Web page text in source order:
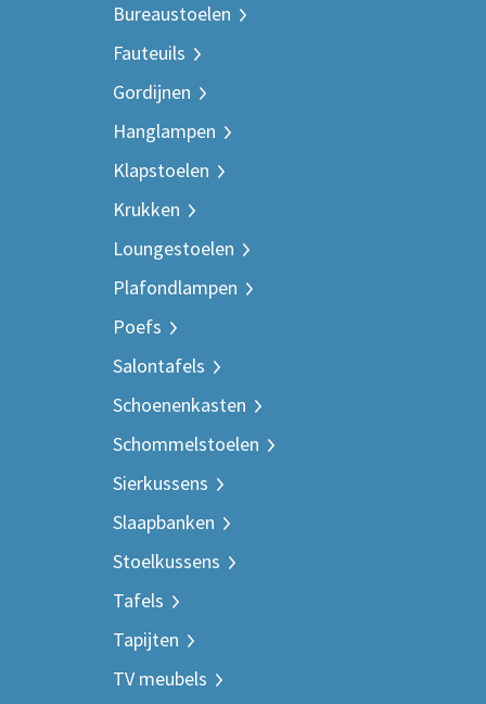
Bureaustoelen
Fauteuils
Gordijnen
Hanglampen
Klapstoelen
Krukken
Loungestoelen
Plafondlampen
Poefs
Salontafels
Schoenenkasten
Schommelstoelen
Sierkussens
Slaapbanken
Stoelkussens
Tafels
Tapijten
TV meubels